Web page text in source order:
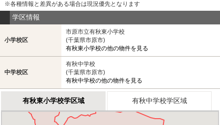
※各種情報と差異がある場合は現況優先となります
学区情報
小学校区
市原市立有秋東小学校
(千葉県市原市)
有秋東小学校の他の物件を見る
中学校区
有秋中学校
(千葉県市原市)
有秋中学校の他の物件を見る
有秋東小学校学区域 有秋中学校学区域